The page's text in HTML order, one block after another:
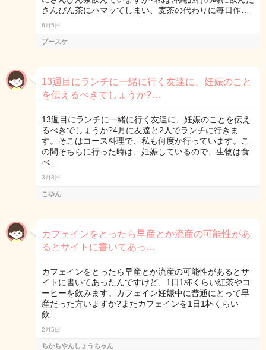
さんぴん茶にハマッてしまい、麦茶の代わりに毎日作…
6月5日
プースケ
13週目にランチに一緒に行く友達に、妊娠のこと
を伝えるべきでしょうか?…
13週目にランチに一緒に行く友達に、妊娠のことを伝え
るべきでしょうか?4月に友達と2人でランチに行きま
す。そこはコース料理で、私も何度か行っています。こ
の間そちらに行った時は、妊娠しているので、生物は食
べ…
3月8日
こゆん
カフェインをとったら早産とか流産の可能性があ
るとサイトに書いてあっ…
カフェインをとったら早産とか流産の可能性があるとサ
イトに書いてあったんですけど、1日1杯くらい紅茶やコ
ーヒーを飲みます。カフェイン妊娠中に普通にとって早
産だった方いますか?またカフェインを1日1杯くらい
飲…
2月5日
ちかちやんしょうちゃん